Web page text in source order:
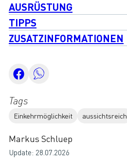
Tags
Einkehrmöglichkeit aussichtsreich
Markus Schluep
Update: 28.07.2026
AUSRÜSTUNG
TIPPS
ZUSATZINFORMATIONEN